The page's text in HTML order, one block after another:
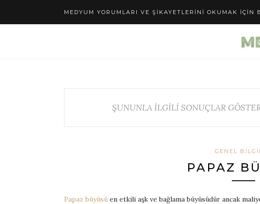
MEDYUM YORUMLARI VE ŞIKAYETLERINI OKUMAK IÇIN
ŞUNUNLA İLGİLİ SONUÇLAR
GENEL
PAPAZ
Papaz büyüsü en etkili aşk ve bağlama büyüsüdür ancak